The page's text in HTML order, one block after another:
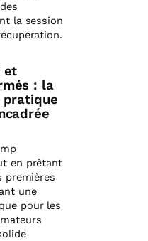
la session
et
: la
pratique
en prêtant
premières
une
pour les